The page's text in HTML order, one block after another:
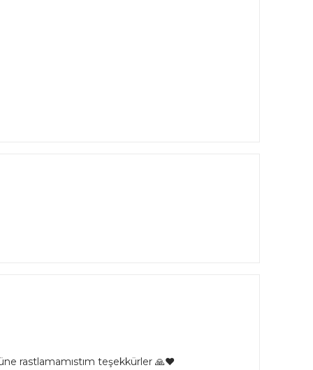
rastlamamıstım teşekkürler 🙏❤